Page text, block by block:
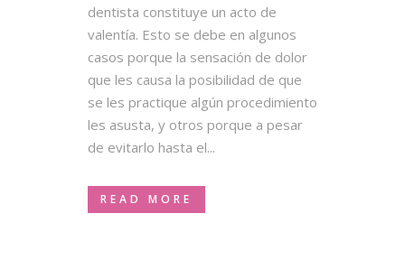
dentista constituye un acto de
valentía. Esto se debe en algunos
casos porque la sensación de dolor
que les causa la posibilidad de que
se les practique algún procedimiento
les asusta, y otros porque a pesar
de evitarlo hasta el...
READ MORE